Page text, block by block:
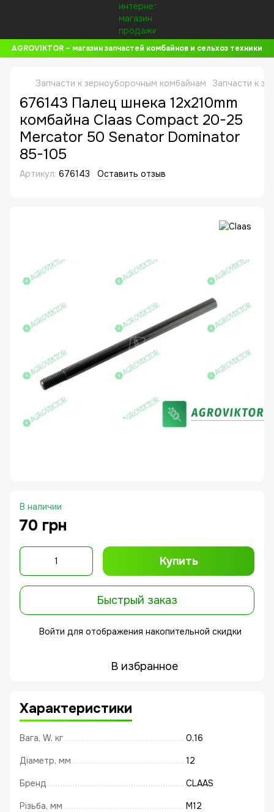
AGROVIKTOR – магазин запчастей комбайнов и сельхоз техники
Запчасти к зерноуборочным комбайнам Запчасти к
676143 Палец шнека 12x210mm
комбайна Claas Compact 20-25
Mercator 50 Senator Dominator
85-105
Артикул: 676143 Оставить отзыв
В наличии
70 грн
Купить
Быстрый заказ
Войти для отображения накопительной скидки
В избранное
Характеристики
Вага, W, кг 0,16
Діаметр, мм 12
Бренд CLAAS
Різьба, мм М12